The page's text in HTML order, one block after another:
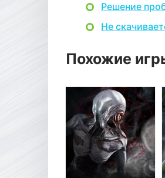
Решение
Не
Похожие